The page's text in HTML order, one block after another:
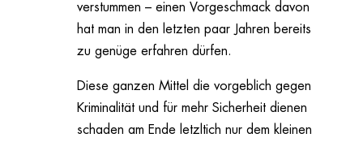
verstummen – einen Vorgeschmack davon
hat man in den letzten paar Jahren bereits
zu genüge erfahren dürfen.
Diese ganzen Mittel die vorgeblich gegen
Kriminalität und für mehr Sicherheit dienen
schaden am Ende letzltich nur dem kleinen